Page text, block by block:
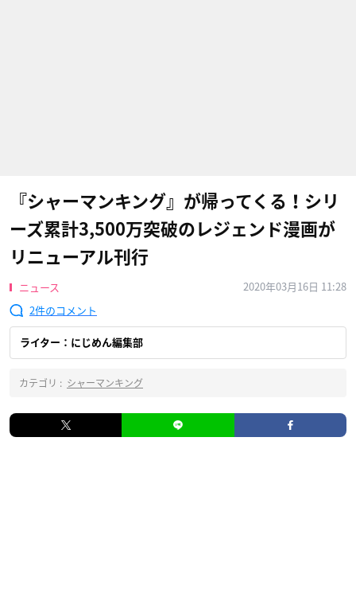
『シャーマンキング』が帰ってくる！シリ
ーズ累計3,500万突破のレジェンド漫画が
リニューアル刊行
ニュース
2020年03月16日 11:28
2
ライター：にじめん編集部
カテゴリ : シャーマンキング